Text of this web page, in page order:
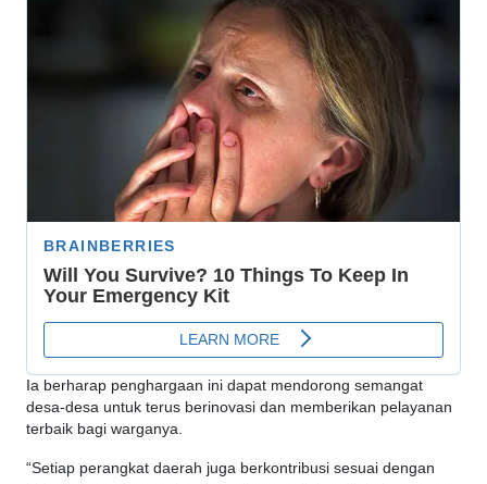
Ia berharap penghargaan ini dapat mendorong semangat
desa-desa untuk terus berinovasi dan memberikan pelayanan
terbaik bagi warganya.
“Setiap perangkat daerah juga berkontribusi sesuai dengan